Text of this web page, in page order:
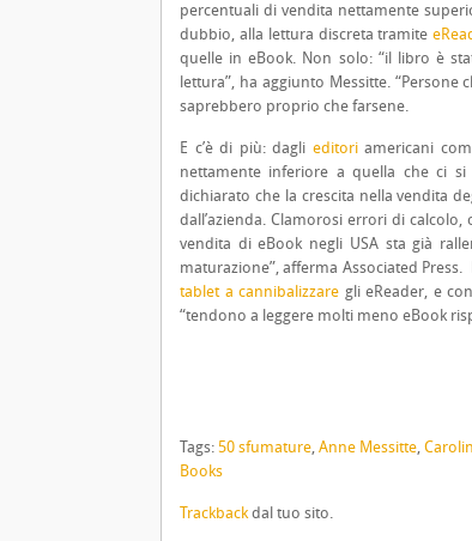
percentuali di vendita nettamente
dubbio, alla lettura discreta tramite
quelle in eBook. Non solo: “il libro è
lettura”, ha aggiunto Messitte.
saprebbero proprio che farsene.
E c’è di più: dagli editoriamericani
nettamente inferiore a quella che ci si
dichiarato che la crescita nella vendita
dall’azienda. Clamorosi errori di
vendita di eBook negli USA sta già
maturazione”, afferma Associated
tablet a cannibalizzare gli eReader, e
“tendono a leggere molti meno eBook
Tags: 50 sfumature, Anne Messitte,
Books
Trackbackdal tuo sito.